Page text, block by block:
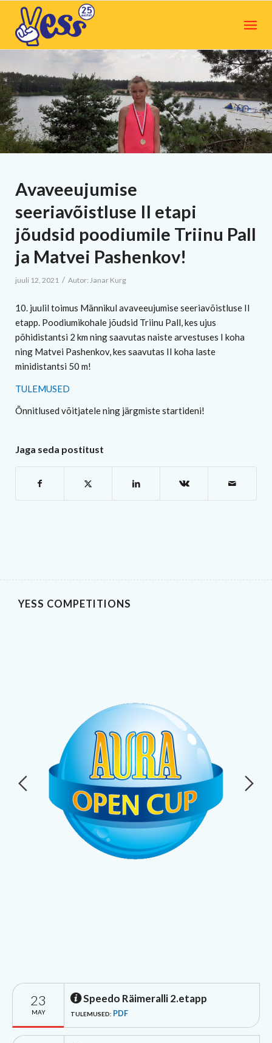
Avaveeujumise
seeriavõistluse II etapi
jõudsid poodiumile Triinu Pall
ja Matvei Pashenkov!
juuli 12, 2021 / Autor: Janar Kurg
10. juulil toimus Männikul avaveeujumise seeriavõistluse II
etapp. Poodiumikohale jõudsid Triinu Pall, kes ujus
põhidistantsi 2 km ning saavutas naiste arvestuses I koha
ning Matvei Pashenkov, kes saavutas II koha laste
minidistantsi 50 m!
TULEMUSED
Õnnitlused võitjatele ning järgmiste startideni!
Jaga seda postitust
YESS COMPETITIONS
23
MAY
Speedo Räimeralli 2.etapp
TULEMUSED: PDF